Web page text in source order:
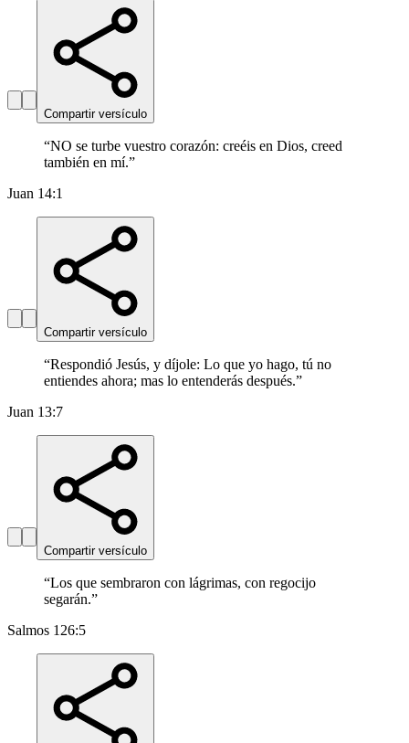
Compartir versículo
“NO se turbe vuestro corazón: creéis en Dios, creed
también en mí.”
Juan 14:1
Compartir versículo
“Respondió Jesús, y díjole: Lo que yo hago, tú no
entiendes ahora; mas lo entenderás después.”
Juan 13:7
Compartir versículo
“Los que sembraron con lágrimas, con regocijo
segarán.”
Salmos 126:5